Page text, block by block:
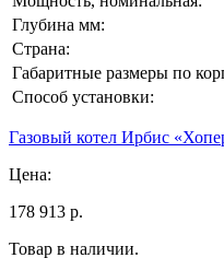
Глубина мм:
Страна:
Габаритные размеры по
Способ установки:
Газовый котел Ирбис
Цена:
178 913 р.
Товар в наличии.